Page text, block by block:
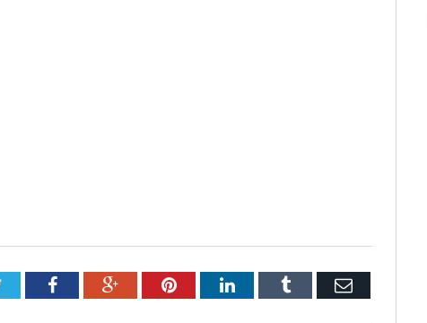
TwitterFacebookGoogle+PinterestLinkedInTumblr Email